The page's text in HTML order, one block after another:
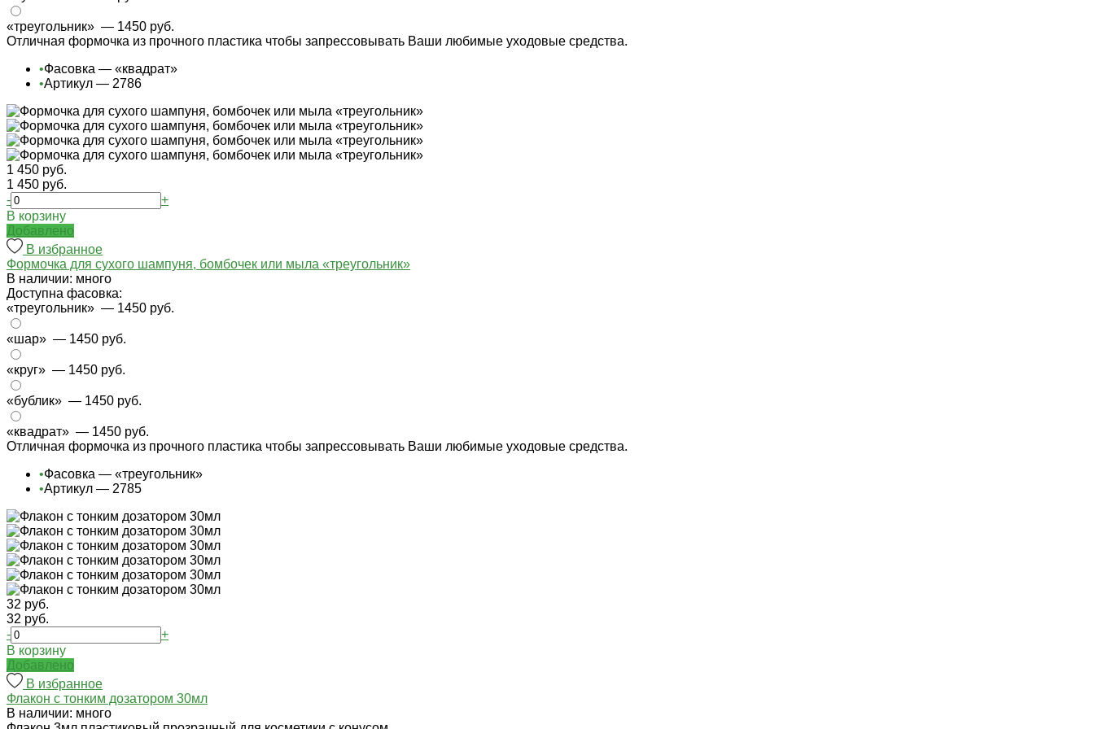
«треугольник» — 1450 руб.
Отличная формочка из прочного пластика чтобы запрессовывать Ваши любимые уходовые средства.
•Фасовка — «квадрат»
•Артикул — 2786
1 450 руб.
1 450 руб.
-
+
В корзину
Добавлено
В избранное
Формочка для сухого шампуня, бомбочек или мыла «треугольник»
В наличии: много
Доступна фасовка:
«треугольник» — 1450 руб.
«шар» — 1450 руб.
«круг» — 1450 руб.
«бублик» — 1450 руб.
«квадрат» — 1450 руб.
Отличная формочка из прочного пластика чтобы запрессовывать Ваши любимые уходовые средства.
•Фасовка — «треугольник»
•Артикул — 2785
32 руб.
32 руб.
-
+
В корзину
Добавлено
В избранное
Флакон с тонким дозатором 30мл
В наличии: много